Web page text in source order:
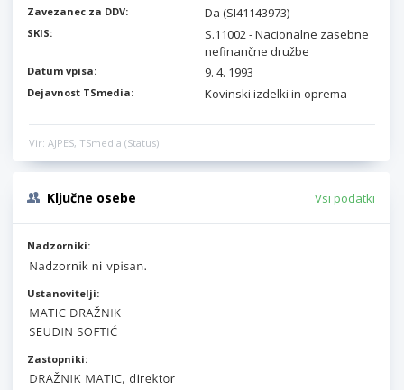
Zavezanec za DDV: Da (SI41143973)
SKIS:
S.11002 - Nacionalne zasebne
nefinančne družbe
Datum vpisa: 9. 4. 1993
Dejavnost TSmedia: Kovinski izdelki in oprema
Vir: AJPES, TSmedia (Status)
Ključne osebe Vsi podatki
Nadzorniki:
Ustanovitelji:
Zastopniki: